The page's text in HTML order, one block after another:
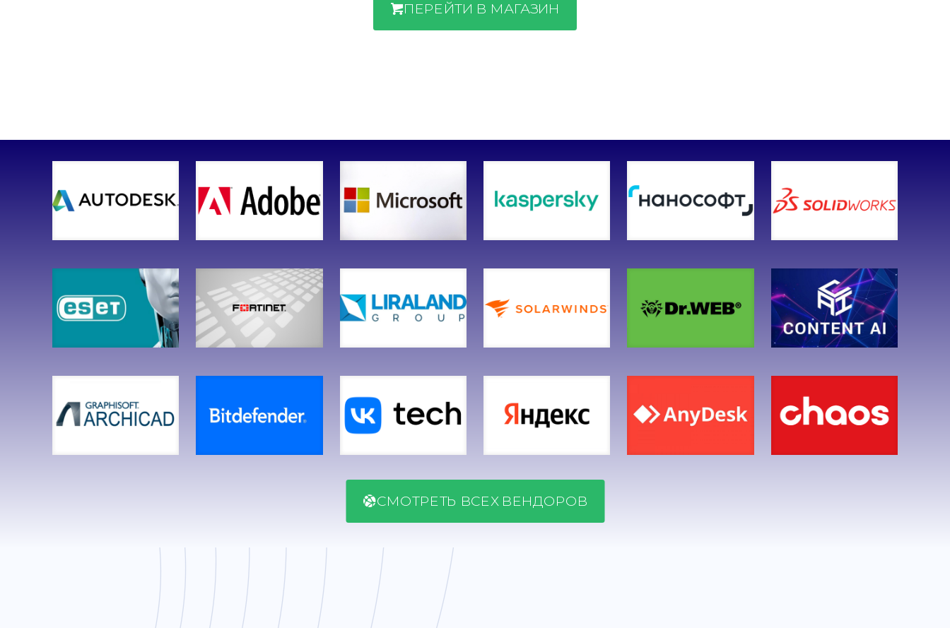
ПЕРЕЙТИ В МАГАЗИН
СМОТРЕТЬ ВСЕХ ВЕНДОРОВ